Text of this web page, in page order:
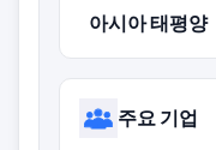
아시아 태평양
주요 기업